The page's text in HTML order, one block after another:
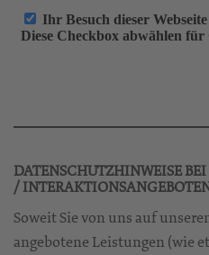
DATENSCHUTZHINWEISE
/
Soweit Sie von uns auf
angebotene Leistungen (wie